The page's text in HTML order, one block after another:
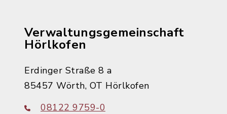
Verwaltungsgemeinschaft
Hörlkofen
Erdinger Straße 8 a
85457 Wörth, OT Hörlkofen
08122 9759-0